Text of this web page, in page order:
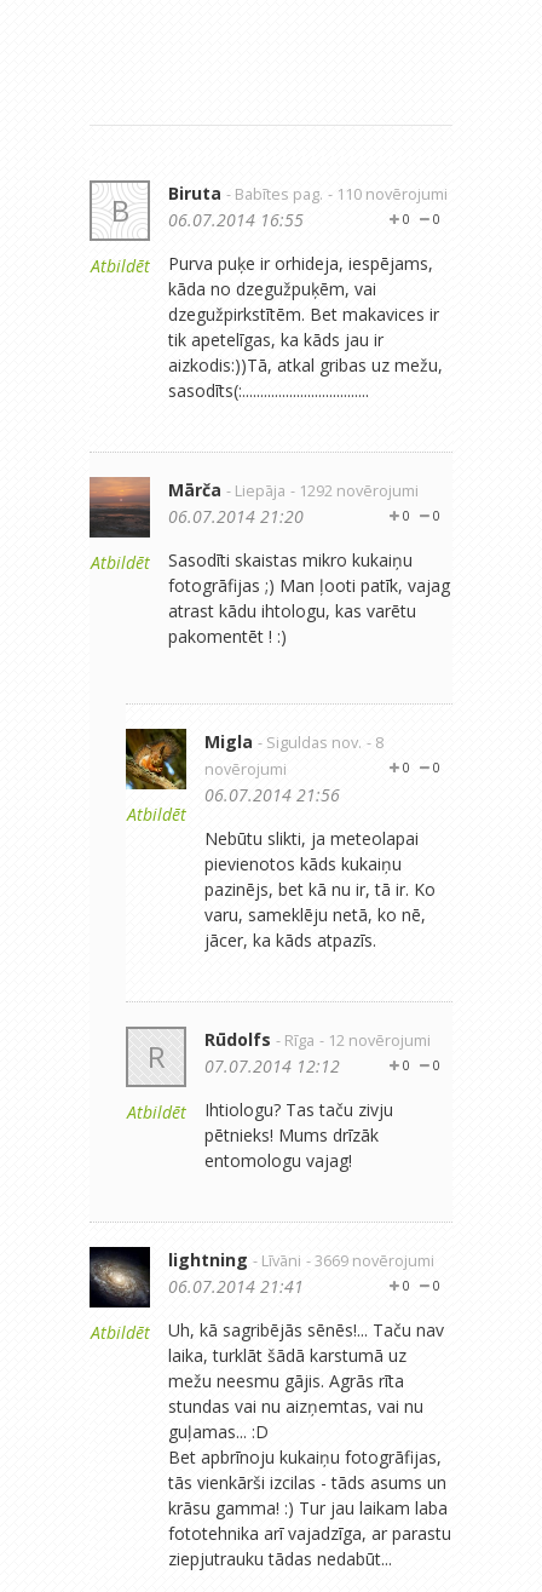
B
Atbildēt
Biruta - Babītes pag. - 110 novērojumi
0
0
06.07.2014 16:55
Purva puķe ir orhideja, iespējams,
kāda no dzegužpuķēm, vai
dzegužpirkstītēm. Bet makavices ir
tik apetelīgas, ka kāds jau ir
aizkodis:))Tā, atkal gribas uz mežu,
sasodīts(:...................................
Atbildēt
Mārča - Liepāja - 1292 novērojumi
0
0
06.07.2014 21:20
Sasodīti skaistas mikro kukaiņu
fotogrāfijas ;) Man ļooti patīk, vajag
atrast kādu ihtologu, kas varētu
pakomentēt ! :)
Atbildēt
Migla - Siguldas nov. - 8
novērojumi
0
0
06.07.2014 21:56
Nebūtu slikti, ja meteolapai
pievienotos kāds kukaiņu
pazinējs, bet kā nu ir, tā ir. Ko
varu, sameklēju netā, ko nē,
jācer, ka kāds atpazīs.
R
Atbildēt
Rūdolfs - Rīga - 12 novērojumi
0
0
07.07.2014 12:12
Ihtiologu? Tas taču zivju
pētnieks! Mums drīzāk
entomologu vajag!
Atbildēt
lightning - Līvāni - 3669 novērojumi
0
0
06.07.2014 21:41
Uh, kā sagribējās sēnēs!... Taču nav
laika, turklāt šādā karstumā uz
mežu neesmu gājis. Agrās rīta
stundas vai nu aizņemtas, vai nu
guļamas... :D
Bet apbrīnoju kukaiņu fotogrāfijas,
tās vienkārši izcilas - tāds asums un
krāsu gamma! :) Tur jau laikam laba
fototehnika arī vajadzīga, ar parastu
ziepjutrauku tādas nedabūt...